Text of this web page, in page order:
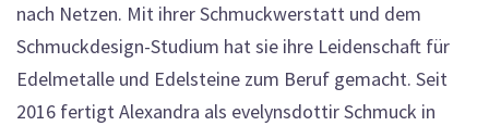
nach Netzen. Mit ihrer Schmuckwerstatt und dem
Schmuckdesign-Studium hat sie ihre Leidenschaft für
Edelmetalle und Edelsteine zum Beruf gemacht. Seit
2016 fertigt Alexandra als evelynsdottir Schmuck in